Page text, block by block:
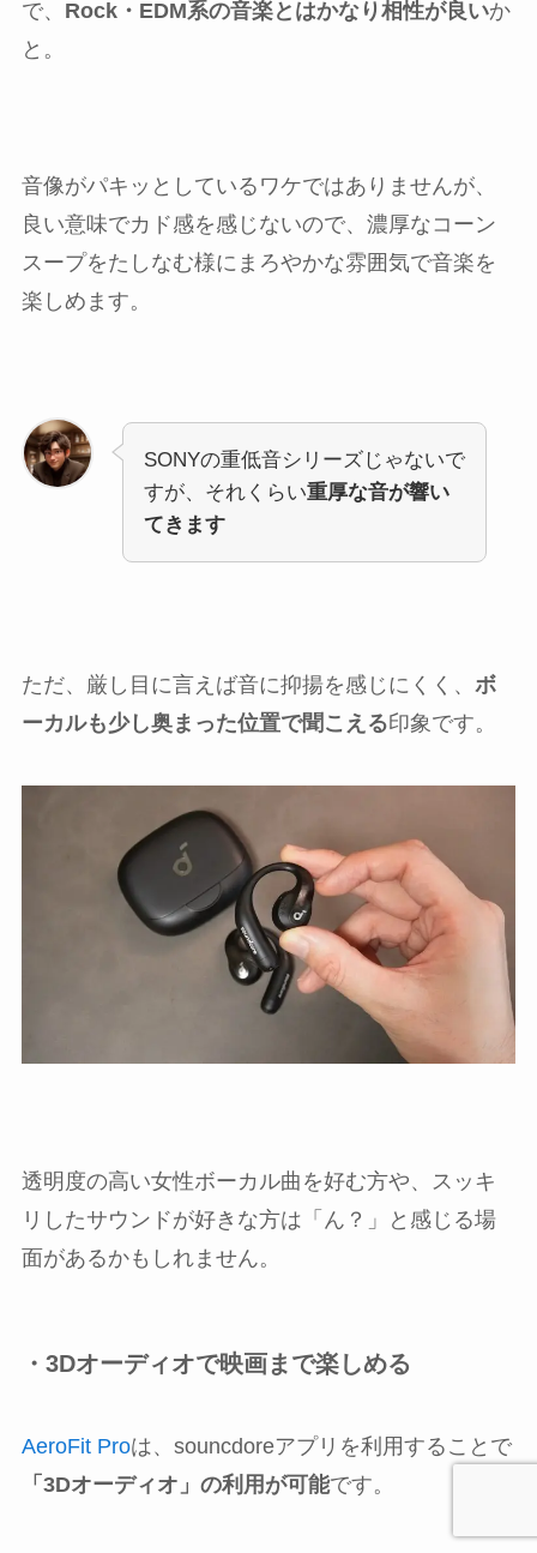
で、 Rock・EDM系の音楽とはかなり相性が良いか
と。
音像がパキッとしているワケではありませんが、
良い意味でカド感を感じないので、濃厚なコーン
スープをたしなむ様にまろやかな雰囲気で音楽を
楽しめます。
SONYの重低音シリーズじゃないで
すが、それくらい重厚な音が響い
てきます
ただ、厳し目に言えば音に抑揚を感じにくく、 ボ
ーカルも少し奥まった位置で聞こえる印象です。
透明度の高い女性ボーカル曲を好む方や、スッキ
リしたサウンドが好きな方は「ん？」と感じる場
面があるかもしれません。
・3Dオーディオで映画まで楽しめる
AeroFit Proは、souncdoreアプリを利用することで
「3Dオーディオ」の利用が可能です。